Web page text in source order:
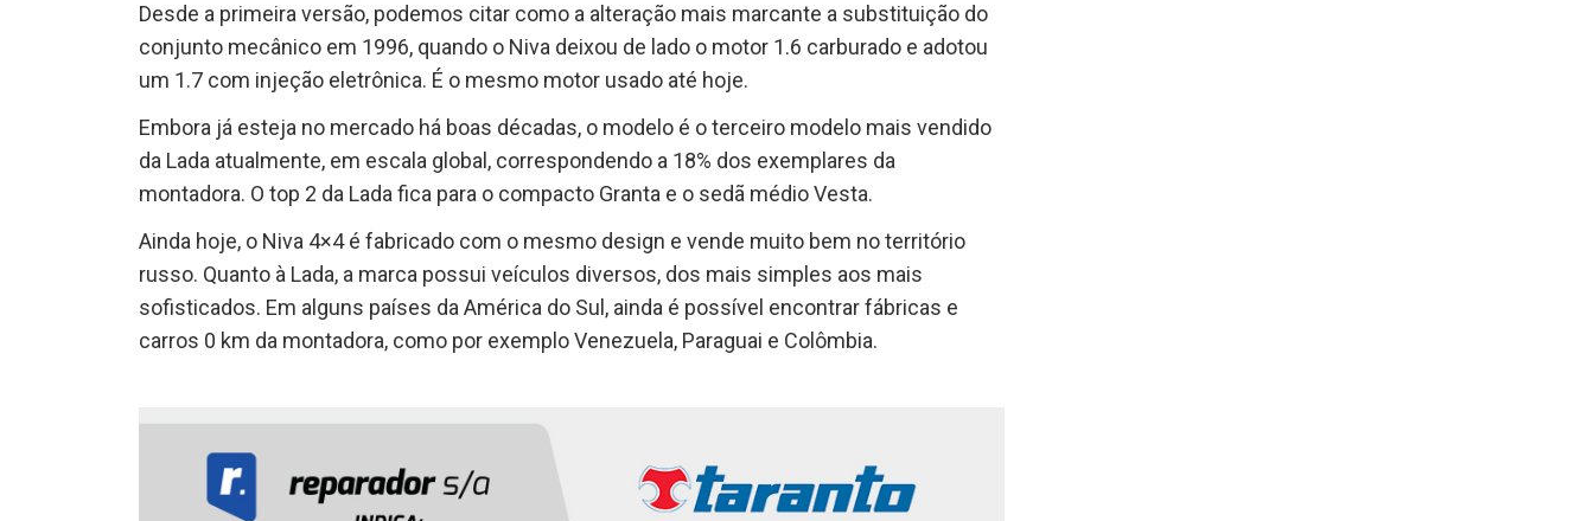
Desde a primeira versão, podemos citar como a alteração mais marcante a substituição do
conjunto mecânico em 1996, quando o Niva deixou de lado o motor 1.6 carburado e adotou
um 1.7 com injeção eletrônica. É o mesmo motor usado até hoje.
Embora já esteja no mercado há boas décadas, o modelo é o terceiro modelo mais vendido
da Lada atualmente, em escala global, correspondendo a 18% dos exemplares da
montadora. O top 2 da Lada fica para o compacto Granta e o sedã médio Vesta.
Ainda hoje, o Niva 4×4 é fabricado com o mesmo design e vende muito bem no território
russo. Quanto à Lada, a marca possui veículos diversos, dos mais simples aos mais
sofisticados. Em alguns países da América do Sul, ainda é possível encontrar fábricas e
carros 0 km da montadora, como por exemplo Venezuela, Paraguai e Colômbia.